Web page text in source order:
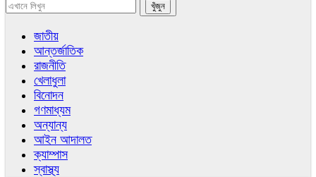
জাতীয়
আন্তর্জাতিক
রাজনীতি
খেলাধুলা
বিনোদন
গণমাধ্যম
অন্যান্য
আইন আদালত
ক্যাম্পাস
স্বাস্থ্য